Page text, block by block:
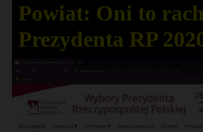
Powiat: Oni to
Prezydenta RP